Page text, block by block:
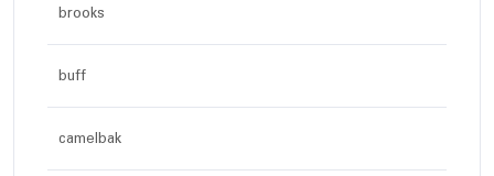
brooks
buff
camelbak